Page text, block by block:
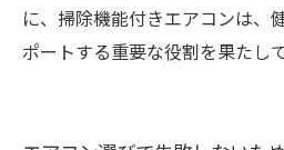
に、掃除機能付きエアコンは、
ポートする重要な役割を果たし